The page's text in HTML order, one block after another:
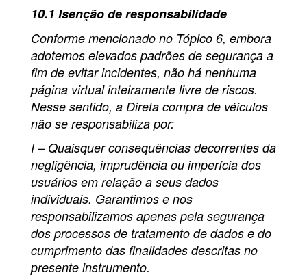
10.1 Isenção de responsabilidade
Conforme mencionado no Tópico 6, embora
adotemos elevados padrões de segurança a
fim de evitar incidentes, não há nenhuma
página virtual inteiramente livre de riscos.
Nesse sentido, a Direta compra de véiculos
não se responsabiliza por:
I – Quaisquer consequências decorrentes da
negligência, imprudência ou imperícia dos
usuários em relação a seus dados
individuais. Garantimos e nos
responsabilizamos apenas pela segurança
dos processos de tratamento de dados e do
cumprimento das finalidades descritas no
presente instrumento.